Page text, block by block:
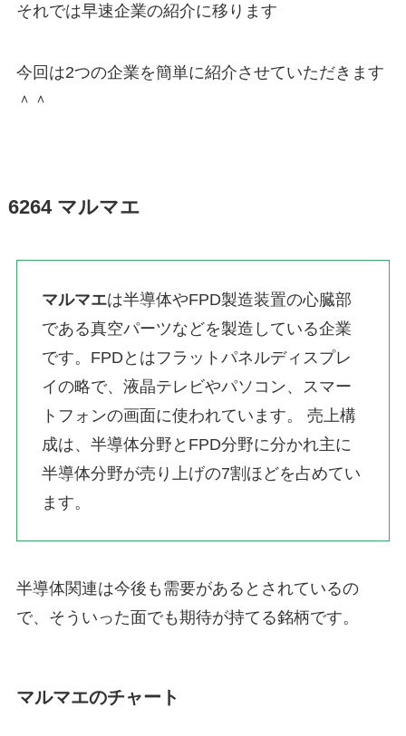
それでは早速企業の紹介に移ります
今回は2つの企業を簡単に紹介させていただきます
＾＾
6264 マルマエ
マルマエは半導体やFPD製造装置の心臓部
である真空パーツなどを製造している企業
です。FPDとはフラットパネルディスプレ
イの略で、液晶テレビやパソコン、スマー
トフォンの画面に使われています。 売上構
成は、半導体分野とFPD分野に分かれ主に
半導体分野が売り上げの7割ほどを占めてい
ます。
半導体関連は今後も需要があるとされているの
で、そういった面でも期待が持てる銘柄です。
マルマエのチャート